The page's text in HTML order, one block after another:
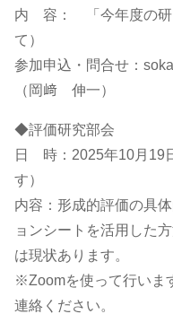
内 容： 「今年度の研
て）
参加申込・問合せ：
（岡﨑 伸一）
◆評価研究部会
日 時：2025年10月19
す）
内容：形成的評価の具
ョンシートを活用した
は現状あります。
※Zoomを使って行いま
連絡ください。